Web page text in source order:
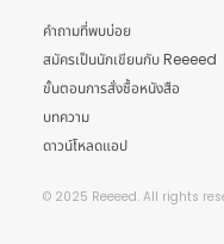
คำถามที่พบบ่อย
สมัครเป็นนักเขียนกับ Reeeed
ขั้นตอนการสั่งซื้อหนังสือ
บทความ
ดาวน์โหลดแอป
© 2025 Reeeed. All rights